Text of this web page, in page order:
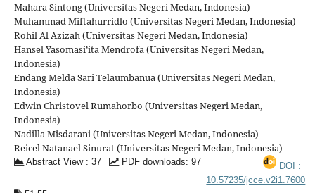
Mahara Sintong (Universitas Negeri Medan, Indonesia)
Muhammad Miftahurridlo (Universitas Negeri Medan, Indonesia)
Rohil Al Azizah (Universitas Negeri Medan, Indonesia)
Hansel Yasomasi’ita Mendrofa (Universitas Negeri Medan,
Indonesia)
Endang Melda Sari Telaumbanua (Universitas Negeri Medan,
Indonesia)
Edwin Christovel Rumahorbo (Universitas Negeri Medan,
Indonesia)
Nadilla Misdarani (Universitas Negeri Medan, Indonesia)
Reicel Natanael Sinurat (Universitas Negeri Medan, Indonesia)
Abstract View : 37 PDF downloads: 97
DOI :
10.57235/jcce.v2i1.7600